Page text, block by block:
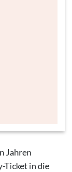
Jahren
Ticket in die